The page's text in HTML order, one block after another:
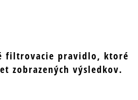
filtrovacie pravidlo, ktoré
zobrazených výsledkov.